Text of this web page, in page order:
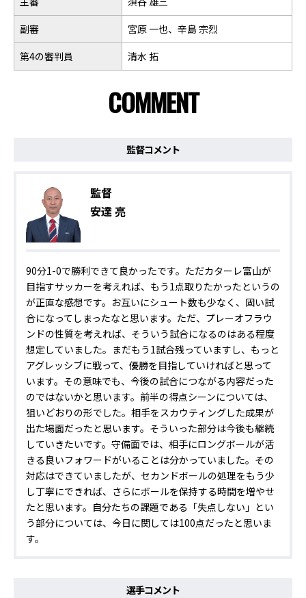
副審
宮原 一也、辛島 宗烈
第4の審判員
清水 拓
COMMENT
監督コメント
監督
安達 亮
90分1-0で勝利できて良かったです。ただカターレ富山が
目指すサッカーを考えれば、もう1点取りたかったというの
が正直な感想です。お互いにシュート数も少なく、固い試
合になってしまったなと思います。ただ、プレーオフラウ
ンドの性質を考えれば、そういう試合になるのはある程度
想定していました。まだもう1試合残っていますし、もっと
アグレッシブに戦って、優勝を目指していければと思って
います。その意味でも、今後の試合につながる内容だった
のではないかと思います。前半の得点シーンについては、
狙いどおりの形でした。相手をスカウティングした成果が
出た場面だったと思います。そういった部分は今後も継続
していきたいです。守備面では、相手にロングボールが活
きる良いフォワードがいることは分かっていました。その
対応はできていましたが、セカンドボールの処理をもう少
し丁寧にできれば、さらにボールを保持する時間を増やせ
たと思います。自分たちの課題である「失点しない」とい
う部分については、今日に関しては100点だったと思いま
す。
選手コメント